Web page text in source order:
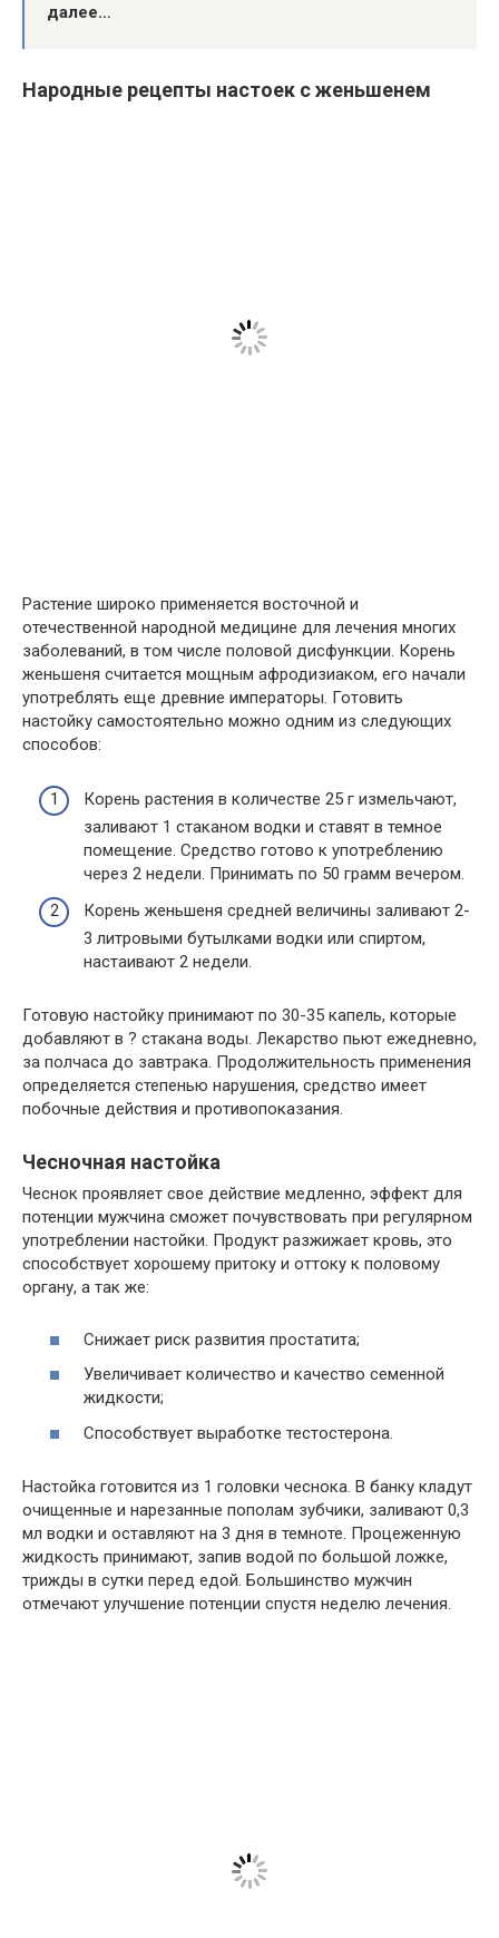
далее…
Народные рецепты настоек с женьшенем
Растение широко применяется восточной и
отечественной народной медицине для лечения многих
заболеваний, в том числе половой дисфункции. Корень
женьшеня считается мощным афродизиаком, его начали
употреблять еще древние императоры. Готовить
настойку самостоятельно можно одним из следующих
способов:
Корень растения в количестве 25 г измельчают,
заливают 1 стаканом водки и ставят в темное
помещение. Средство готово к употреблению
через 2 недели. Принимать по 50 грамм вечером.
Корень женьшеня средней величины заливают 2-
3 литровыми бутылками водки или спиртом,
настаивают 2 недели.
Готовую настойку принимают по 30-35 капель, которые
добавляют в ? стакана воды. Лекарство пьют ежедневно,
за полчаса до завтрака. Продолжительность применения
определяется степенью нарушения, средство имеет
побочные действия и противопоказания.
Чесночная настойка
Чеснок проявляет свое действие медленно, эффект для
потенции мужчина сможет почувствовать при регулярном
употреблении настойки. Продукт разжижает кровь, это
способствует хорошему притоку и оттоку к половому
органу, а так же:
Снижает риск развития простатита;
Увеличивает количество и качество семенной
жидкости;
Способствует выработке тестостерона.
Настойка готовится из 1 головки чеснока. В банку кладут
очищенные и нарезанные пополам зубчики, заливают 0,3
мл водки и оставляют на 3 дня в темноте. Процеженную
жидкость принимают, запив водой по большой ложке,
трижды в сутки перед едой. Большинство мужчин
отмечают улучшение потенции спустя неделю лечения.